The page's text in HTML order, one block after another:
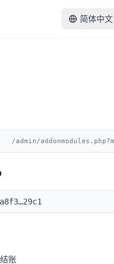
简体中文
/admin/
账